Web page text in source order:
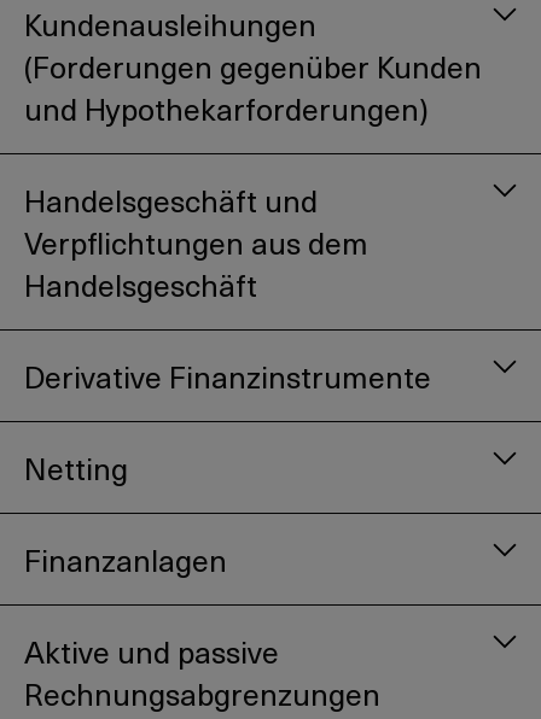
Kundenausleihungen
(Forderungen gegenüber Kunden
und Hypothekarforderungen)
Handelsgeschäft und
Verpflichtungen aus dem
Handelsgeschäft
Derivative Finanzinstrumente
Netting
Finanzanlagen
Aktive und passive
Rechnungsabgrenzungen